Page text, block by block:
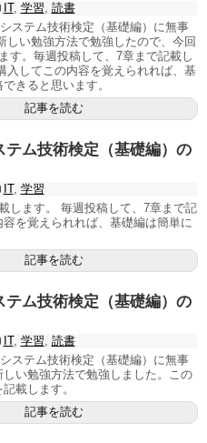
IT, 学習, 読書
ステム技術検定（基礎編）に無事
しい勉強方法で勉強したので、今回
す。毎週投稿して、7章まで記載し
入してこの内容を覚えられれば、基
きると思います。
記事を読む
テム技術検定（基礎編）の
IT, 学習
します。 毎週投稿して、7章まで記
を覚えられれば、基礎編は簡単に
記事を読む
ム技術検定（基礎編）の
IT, 学習, 読書
ステム技術検定（基礎編）に無事
い勉強方法で勉強しました。この
載します。
記事を読む